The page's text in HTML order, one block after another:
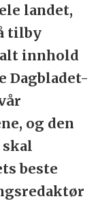
landet,
tilby
innhold
Dagbladet-
og den
beste